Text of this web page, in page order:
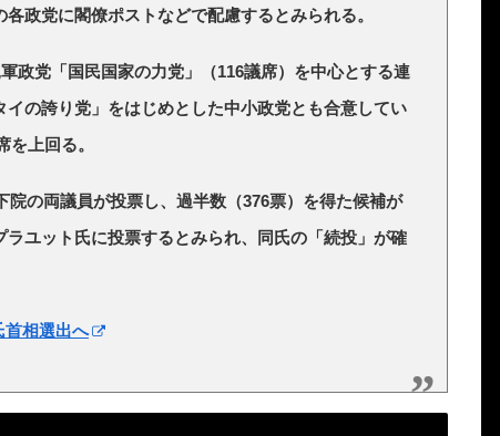
政党に閣僚ポストなどで配慮するとみられる。
政党「国民国家の力党」（116議席）を中心とする連
の誇り党」をはじめとした中小政党とも合意してい
上回る。
の両議員が投票し、過半数（376票）を得た候補が
ユット氏に投票するとみられ、同氏の「続投」が確
相選出へ